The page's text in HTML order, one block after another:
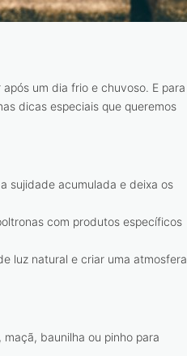
um dia frio e chuvoso. E para
dicas especiais que queremos
sujidade acumulada e deixa os
com produtos específicos
luz natural e criar uma atmosfera
baunilha ou pinho para